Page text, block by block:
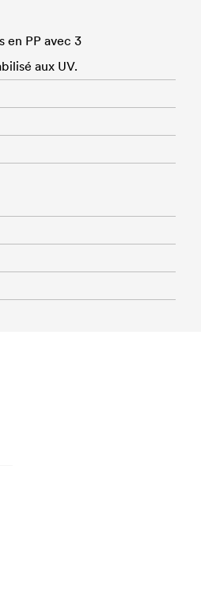
en PP avec 3
aux UV.